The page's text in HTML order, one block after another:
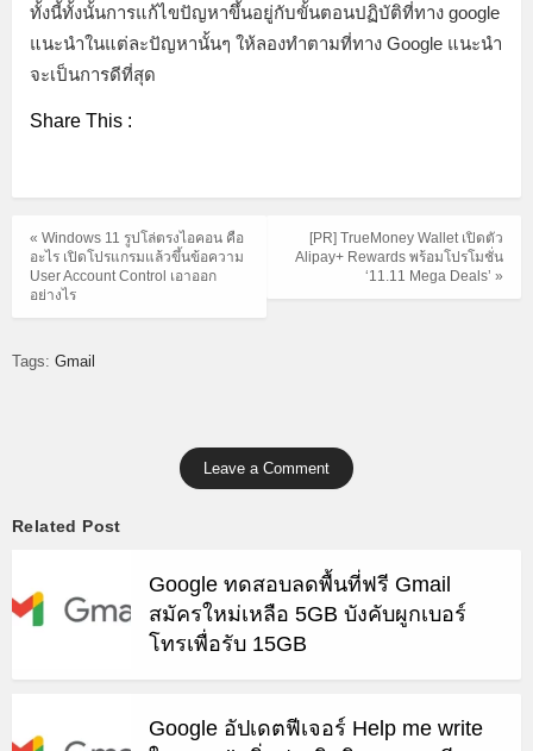
ทั้งนี้ทั้งนั้นการแก้ไขปัญหาขึ้นอยู่กับขั้นตอนปฏิบัติที่ทาง google
แนะนำในแต่ละปัญหานั้นๆ ให้ลองทำตามที่ทาง Google แนะนำ
จะเป็นการดีที่สุด
Share This :
[PR] TrueMoney Wallet เปิดตัว
Alipay+ Rewards พร้อมโปรโมชั่น
‘11.11 Mega Deals’ »
« Windows 11 รูปโล่ตรงไอคอน คือ
อะไร เปิดโปรแกรมแล้วขึ้นข้อความ
User Account Control เอาออก
อย่างไร
Tags: Gmail
Leave a Comment
Related Post
Google ทดสอบลดพื้นที่ฟรี Gmail
สมัครใหม่เหลือ 5GB บังคับผูกเบอร์
โทรเพื่อรับ 15GB
Google อัปเดตฟีเจอร์ Help me write